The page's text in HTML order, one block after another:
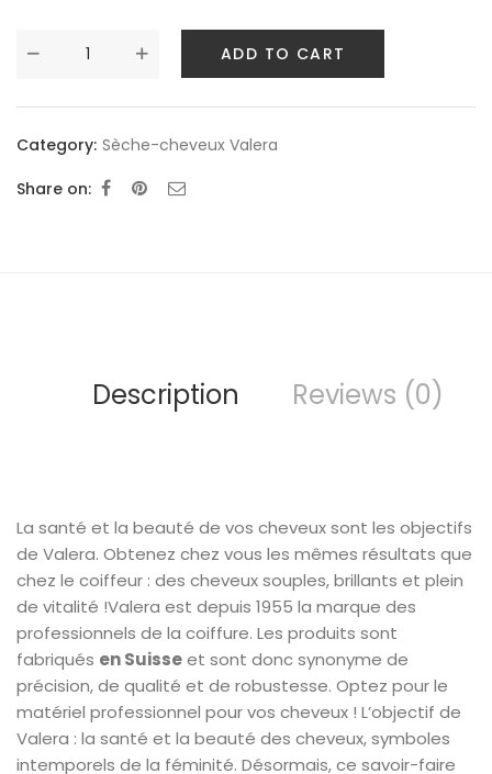
ADD TO CART
Category: Sèche-cheveux Valera
Share on:
Description Reviews (0)
La santé et la beauté de vos cheveux sont les objectifs
de Valera. Obtenez chez vous les mêmes résultats que
chez le coiffeur : des cheveux souples, brillants et plein
de vitalité !Valera est depuis 1955 la marque des
professionnels de la coiffure. Les produits sont
fabriqués en Suisseet sont donc synonyme de
précision, de qualité et de robustesse. Optez pour le
matériel professionnel pour vos cheveux ! L’objectif de
Valera : la santé et la beauté des cheveux, symboles
intemporels de la féminité. Désormais, ce savoir-faire